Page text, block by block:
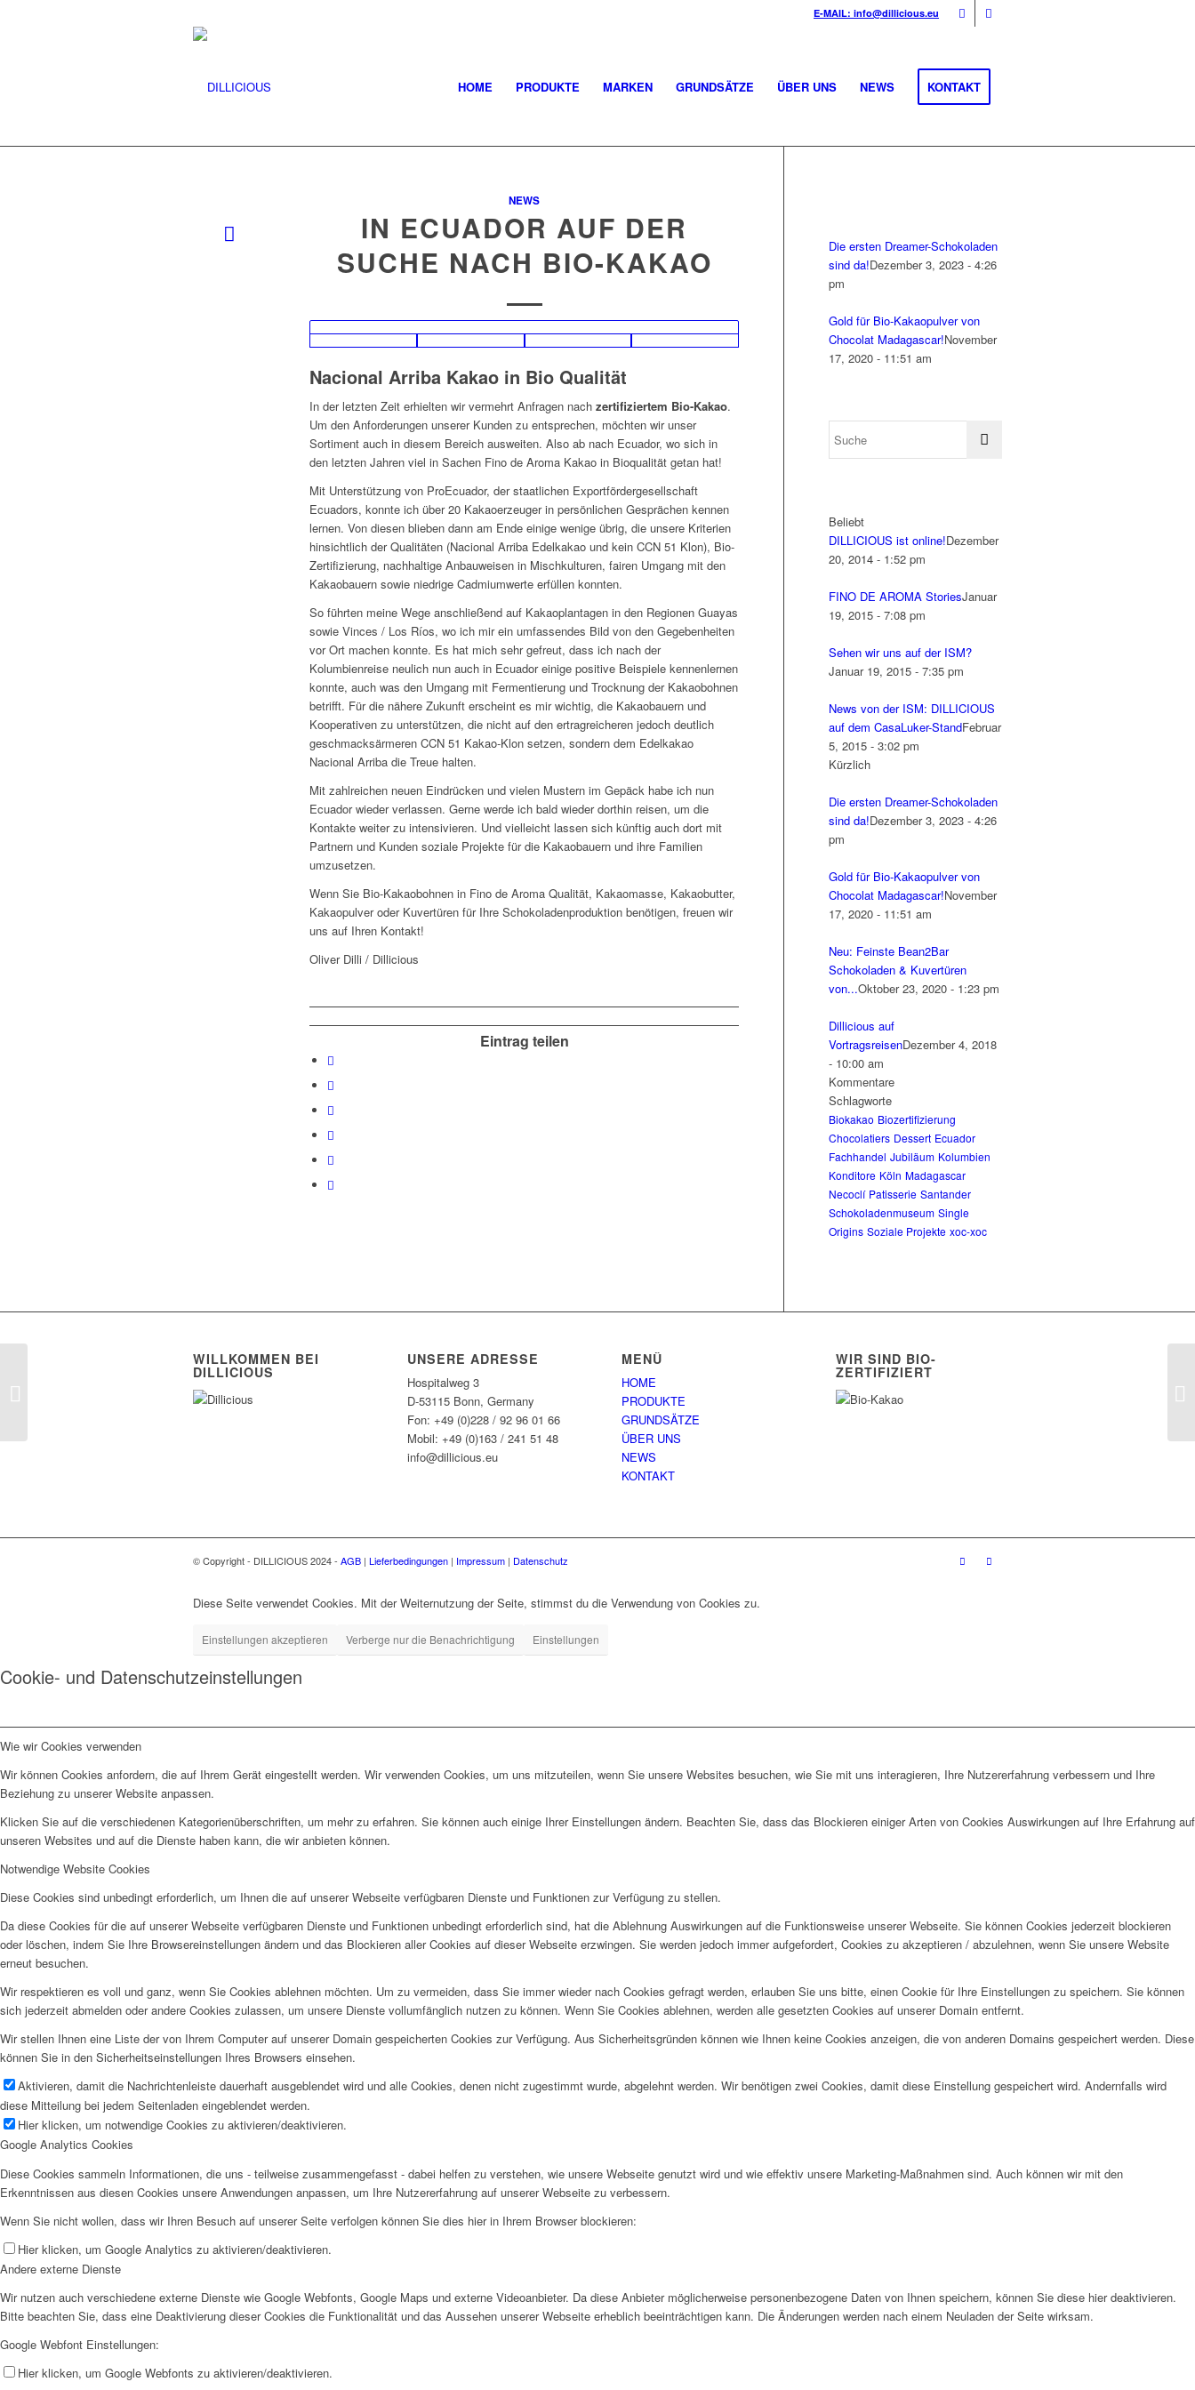
E-MAIL: info@dillicious.eu
HOME PRODUKTE MARKEN GRUNDSÄTZE ÜBER UNS NEWS KONTAKT
NEWS
IN ECUADOR AUF DER
SUCHE NACH BIO-KAKAO
Nacional Arriba Kakao in Bio Qualität
In der letzten Zeit erhielten wir vermehrt Anfragen nach zertifiziertem Bio-Kakao.
Um den Anforderungen unserer Kunden zu entsprechen, möchten wir unser
Sortiment auch in diesem Bereich ausweiten. Also ab nach Ecuador, wo sich in
den letzten Jahren viel in Sachen Fino de Aroma Kakao in Bioqualität getan hat!
Mit Unterstützung von ProEcuador, der staatlichen Exportfördergesellschaft
Ecuadors, konnte ich über 20 Kakaoerzeuger in persönlichen Gesprächen kennen
lernen. Von diesen blieben dann am Ende einige wenige übrig, die unsere Kriterien
hinsichtlich der Qualitäten (Nacional Arriba Edelkakao und kein CCN 51 Klon), Bio-
Zertifizierung, nachhaltige Anbauweisen in Mischkulturen, fairen Umgang mit den
Kakaobauern sowie niedrige Cadmiumwerte erfüllen konnten.
So führten meine Wege anschließend auf Kakaoplantagen in den Regionen Guayas
sowie Vinces / Los Ríos, wo ich mir ein umfassendes Bild von den Gegebenheiten
vor Ort machen konnte. Es hat mich sehr gefreut, dass ich nach der
Kolumbienreise neulich nun auch in Ecuador einige positive Beispiele kennenlernen
konnte, auch was den Umgang mit Fermentierung und Trocknung der Kakaobohnen
betrifft. Für die nähere Zukunft erscheint es mir wichtig, die Kakaobauern und
Kooperativen zu unterstützen, die nicht auf den ertragreicheren jedoch deutlich
geschmacksärmeren CCN 51 Kakao-Klon setzen, sondern dem Edelkakao
Nacional Arriba die Treue halten.
Mit zahlreichen neuen Eindrücken und vielen Mustern im Gepäck habe ich nun
Ecuador wieder verlassen. Gerne werde ich bald wieder dorthin reisen, um die
Kontakte weiter zu intensivieren. Und vielleicht lassen sich künftig auch dort mit
Partnern und Kunden soziale Projekte für die Kakaobauern und ihre Familien
umzusetzen.
Wenn Sie Bio-Kakaobohnen in Fino de Aroma Qualität, Kakaomasse, Kakaobutter,
Kakaopulver oder Kuvertüren für Ihre Schokoladenproduktion benötigen, freuen wir
uns auf Ihren Kontakt!
Oliver Dilli / Dillicious
Eintrag teilen
Die ersten Dreamer-Schokoladen
sind da!Dezember 3, 2023 - 4:26
pm
Gold für Bio-Kakaopulver von
Chocolat Madagascar!November
17, 2020 - 11:51 am
Beliebt
DILLICIOUS ist online!Dezember
20, 2014 - 1:52 pm
FINO DE AROMA StoriesJanuar
19, 2015 - 7:08 pm
Sehen wir uns auf der ISM?
Januar 19, 2015 - 7:35 pm
News von der ISM: DILLICIOUS
auf dem CasaLuker-StandFebruar
5, 2015 - 3:02 pm
Kürzlich
Die ersten Dreamer-Schokoladen
sind da!Dezember 3, 2023 - 4:26
pm
Gold für Bio-Kakaopulver von
Chocolat Madagascar!November
17, 2020 - 11:51 am
Neu: Feinste Bean2Bar
Schokoladen & Kuvertüren
von...Oktober 23, 2020 - 1:23 pm
Dillicious auf
VortragsreisenDezember 4, 2018
- 10:00 am
Kommentare
Schlagworte
Biokakao Biozertifizierung
Chocolatiers Dessert Ecuador
Fachhandel Jubiläum Kolumbien
Konditore Köln Madagascar
Necoclí Patisserie Santander
Schokoladenmuseum Single
Origins Soziale Projekte xoc-xoc
WILLKOMMEN BEI
DILLICIOUS
UNSERE ADRESSE
Hospitalweg 3
D-53115 Bonn, Germany
Fon: +49 (0)228 / 92 96 01 66
Mobil: +49 (0)163 / 241 51 48
info@dillicious.eu
MENÜ
HOME
PRODUKTE
GRUNDSÄTZE
ÜBER UNS
NEWS
KONTAKT
WIR SIND BIO-
ZERTIFIZIERT
© Copyright - DILLICIOUS 2024 - AGB | Lieferbedingungen | Impressum | Datenschutz
Diese Seite verwendet Cookies. Mit der Weiternutzung der Seite, stimmst du die Verwendung von Cookies zu.
Einstellungen akzeptieren Verberge nur die Benachrichtigung Einstellungen
Cookie- und Datenschutzeinstellungen
Wie wir Cookies verwenden
Wir können Cookies anfordern, die auf Ihrem Gerät eingestellt werden. Wir verwenden Cookies, um uns mitzuteilen, wenn Sie unsere Websites besuchen, wie Sie mit uns interagieren, Ihre Nutzererfahrung verbessern und Ihre
Beziehung zu unserer Website anpassen.
Klicken Sie auf die verschiedenen Kategorienüberschriften, um mehr zu erfahren. Sie können auch einige Ihrer Einstellungen ändern. Beachten Sie, dass das Blockieren einiger Arten von Cookies Auswirkungen auf Ihre Erfahrung auf
unseren Websites und auf die Dienste haben kann, die wir anbieten können.
Notwendige Website Cookies
Diese Cookies sind unbedingt erforderlich, um Ihnen die auf unserer Webseite verfügbaren Dienste und Funktionen zur Verfügung zu stellen.
Da diese Cookies für die auf unserer Webseite verfügbaren Dienste und Funktionen unbedingt erforderlich sind, hat die Ablehnung Auswirkungen auf die Funktionsweise unserer Webseite. Sie können Cookies jederzeit blockieren
oder löschen, indem Sie Ihre Browsereinstellungen ändern und das Blockieren aller Cookies auf dieser Webseite erzwingen. Sie werden jedoch immer aufgefordert, Cookies zu akzeptieren / abzulehnen, wenn Sie unsere Website
erneut besuchen.
Wir respektieren es voll und ganz, wenn Sie Cookies ablehnen möchten. Um zu vermeiden, dass Sie immer wieder nach Cookies gefragt werden, erlauben Sie uns bitte, einen Cookie für Ihre Einstellungen zu speichern. Sie können
sich jederzeit abmelden oder andere Cookies zulassen, um unsere Dienste vollumfänglich nutzen zu können. Wenn Sie Cookies ablehnen, werden alle gesetzten Cookies auf unserer Domain entfernt.
Wir stellen Ihnen eine Liste der von Ihrem Computer auf unserer Domain gespeicherten Cookies zur Verfügung. Aus Sicherheitsgründen können wie Ihnen keine Cookies anzeigen, die von anderen Domains gespeichert werden. Diese
können Sie in den Sicherheitseinstellungen Ihres Browsers einsehen.
Aktivieren, damit die Nachrichtenleiste dauerhaft ausgeblendet wird und alle Cookies, denen nicht zugestimmt wurde, abgelehnt werden. Wir benötigen zwei Cookies, damit diese Einstellung gespeichert wird. Andernfalls wird
diese Mitteilung bei jedem Seitenladen eingeblendet werden.
Hier klicken, um notwendige Cookies zu aktivieren/deaktivieren.
Google Analytics Cookies
Diese Cookies sammeln Informationen, die uns - teilweise zusammengefasst - dabei helfen zu verstehen, wie unsere Webseite genutzt wird und wie effektiv unsere Marketing-Maßnahmen sind. Auch können wir mit den
Erkenntnissen aus diesen Cookies unsere Anwendungen anpassen, um Ihre Nutzererfahrung auf unserer Webseite zu verbessern.
Wenn Sie nicht wollen, dass wir Ihren Besuch auf unserer Seite verfolgen können Sie dies hier in Ihrem Browser blockieren:
Hier klicken, um Google Analytics zu aktivieren/deaktivieren.
Andere externe Dienste
Wir nutzen auch verschiedene externe Dienste wie Google Webfonts, Google Maps und externe Videoanbieter. Da diese Anbieter möglicherweise personenbezogene Daten von Ihnen speichern, können Sie diese hier deaktivieren.
Bitte beachten Sie, dass eine Deaktivierung dieser Cookies die Funktionalität und das Aussehen unserer Webseite erheblich beeinträchtigen kann. Die Änderungen werden nach einem Neuladen der Seite wirksam.
Google Webfont Einstellungen:
Hier klicken, um Google Webfonts zu aktivieren/deaktivieren.